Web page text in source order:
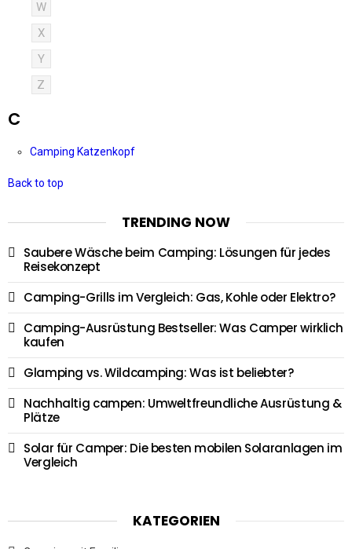
W
X
Y
Z
C
Camping Katzenkopf
Back to top
TRENDING NOW
Saubere Wäsche beim Camping: Lösungen für jedes
Reisekonzept
Camping-Grills im Vergleich: Gas, Kohle oder Elektro?
Camping-Ausrüstung Bestseller: Was Camper wirklich
kaufen
Glamping vs. Wildcamping: Was ist beliebter?
Nachhaltig campen: Umweltfreundliche Ausrüstung &
Plätze
Solar für Camper: Die besten mobilen Solaranlagen im
Vergleich
KATEGORIEN